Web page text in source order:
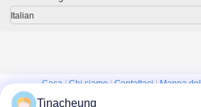
localizzazioni
industria
fasteners
Italian
Casa|Chi siamo|Contattaci|Mappa
Tinacheung